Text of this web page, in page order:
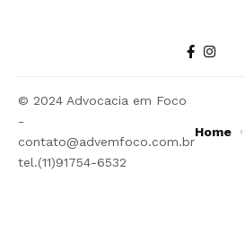
© 2024 Advocacia em Foco
-
contato@advemfoco.com.br
tel.(11)91754-6532
Home